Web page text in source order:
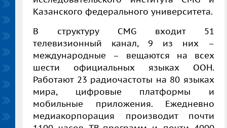
Казанского федерального университета.
В структуру CMG входит 51
телевизионный канал, 9 из них –
международные – вещаются на всех
шести официальных языках ООН.
Работают 23 радиочастоты на 80 языках
мира, цифровые платформы и
мобильные приложения. Ежедневно
медиакорпорация производит почти